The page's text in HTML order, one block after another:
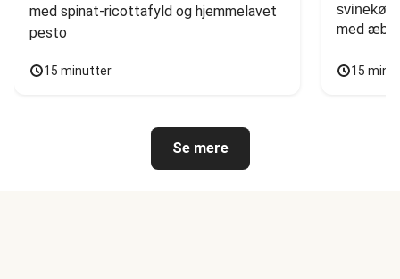
med spinat-ricottafyld og hjemmelavet
pesto
15 minutter
svinekød
med
15
Se mere